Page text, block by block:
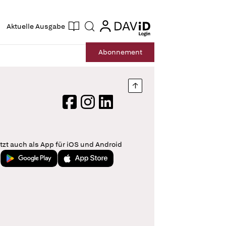
Aktuelle Ausgabe Suche login
login
Abonnement
Nach oben springen
FacebookInstagram
LinkedIn
auch als App für iOS und Android
Jetzt bei Google PlayLaden im App Store